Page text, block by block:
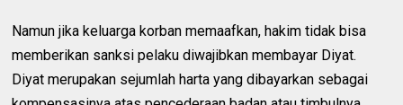
Namun jika keluarga korban memaafkan, hakim tidak bisa
memberikan sanksi pelaku diwajibkan membayar Diyat.
Diyat merupakan sejumlah harta yang dibayarkan sebagai